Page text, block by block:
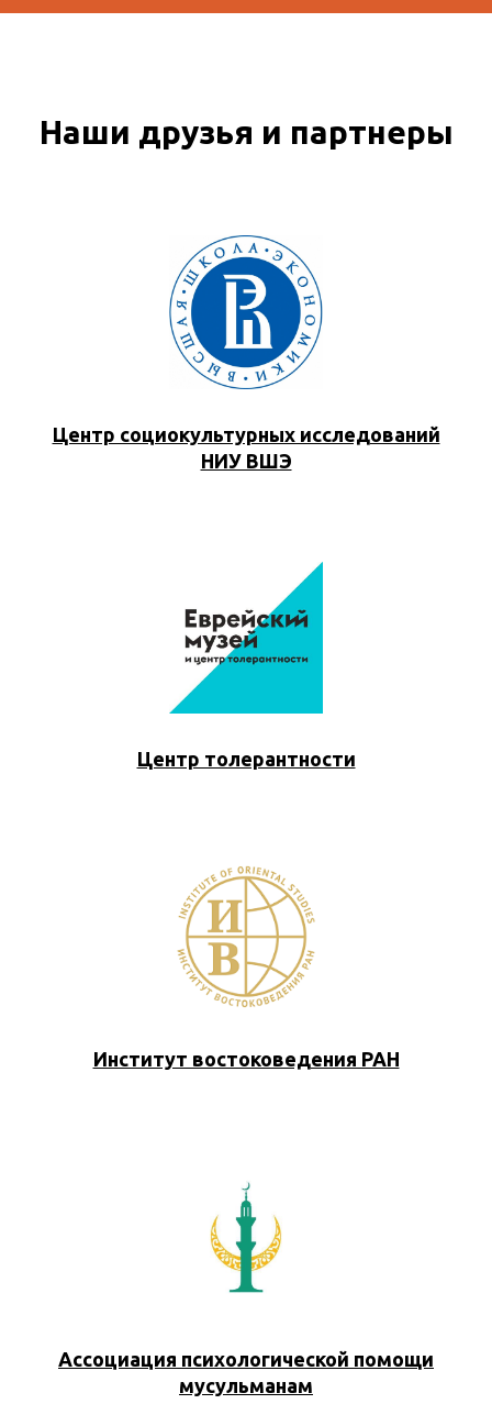
Наши друзья и партнеры
Центр социокультурных исследований
НИУ ВШЭ
Центр толерантности
Институт востоковедения РАН
Ассоциация психологической помощи
мусульманам